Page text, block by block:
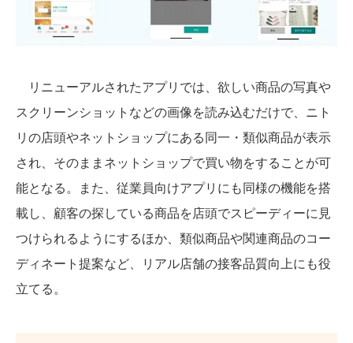
リニューアルされたアプリでは、欲しい商品の写真や
スクリーンショットなどの画像を読み込むだけで、ニト
リの店頭やネットショップにある同一・類似商品が表示
され、そのままネットショップで買い物をすることが可
能となる。また、従業員向けアプリにも同様の機能を搭
載し、顧客の探している商品を店頭でスピーディーに見
つけられるようにするほか、類似商品や関連商品のコー
ディネート提案など、リアル店舗の接客品質向上にも役
立てる。